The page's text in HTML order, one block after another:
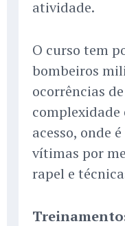
atividade.
O curso tem
bombeiros
ocorrências
acesso, onde
vítimas por
rapel e